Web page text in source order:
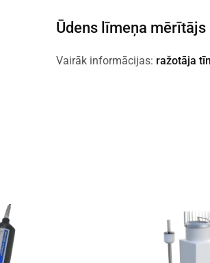
Ūdens līmeņa mērītājs
Vairāk informācijas: ražotāja